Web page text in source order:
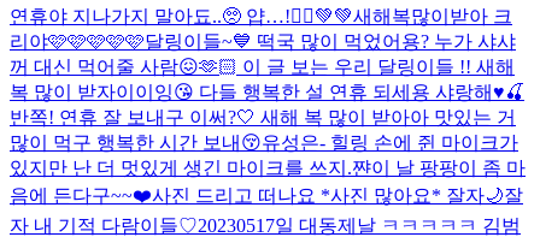
연휴야 지나가지 말아됴..🥺 얍…!🧚‍♀️💚💚새해복많이받아 크
리야🩷🩷🩷🩷🩷달링이들~💙 떡국 많이 먹었어용? 누가 샤샤
꺼 대신 먹어줄 사람😖🫶🏻 이 글 보는 우리 달링이들 !! 새해
복 많이 받자이이잉😘 다들 행복한 설 연휴 되세용 샤랑해♥️🍒
반쪽! 연휴 잘 보내구 이써?🤍 새해 복 많이 받아아 맛있는 거
많이 먹구 행복한 시간 보내😚유성은- 힐링 손에 쥔 마이크가
있지만 난 더 멋있게 생긴 마이크를 쓰지.쨘이 날 팡팡이 좀 마
음에 든다구~~❤️사진 드리고 떠나요 *사진 많아요* 잘자🌙잘
자 내 기적 다람이들♡20230517일 대동제날 ㅋㅋㅋㅋㅋ 김범